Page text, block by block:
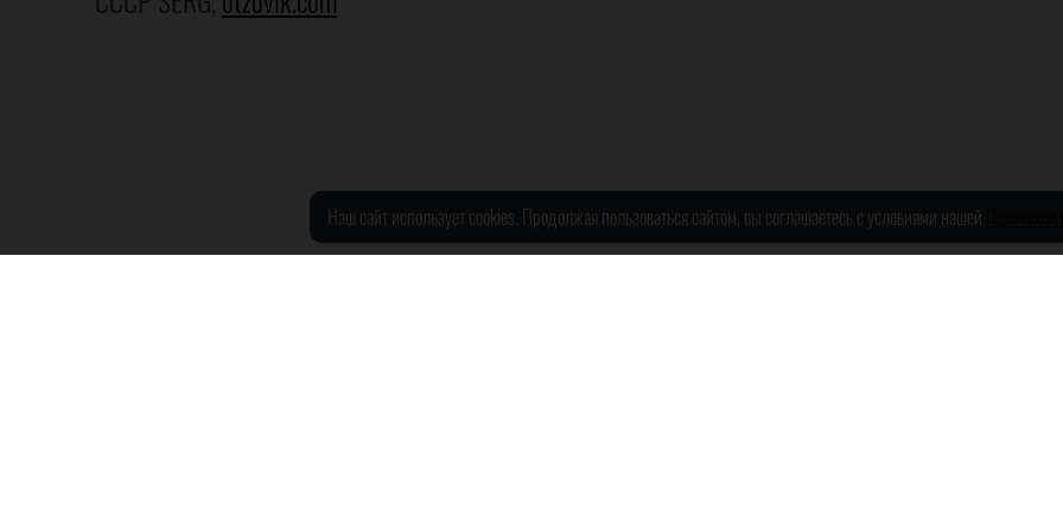
Наш сайт использует cookies. Продолжая пользоваться сайтом, вы соглашаетесь с условиями нашей